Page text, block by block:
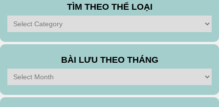
TÌM THEO THỂ LOẠI
Tìm
theo
Thể
BÀI LƯU THEO THÁNG
Bài
Lưu
Theo